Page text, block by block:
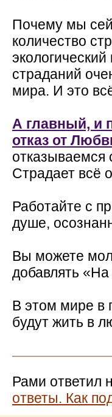
Почему мы
количество
страданий
мира. И это
А главный, и
отказ от
Страдает всё
Работайте с
душе,
Вы можете
добавлять
В этом мире в
будут жить в
Рами ответил
ответы. Как